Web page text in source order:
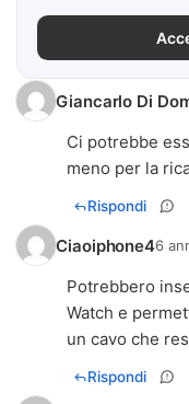
Giancarlo Di
Ci potrebbe
meno per la
Rispondi
Ciaoiphone46
Potrebbero
Watch e
un cavo che
Rispondi